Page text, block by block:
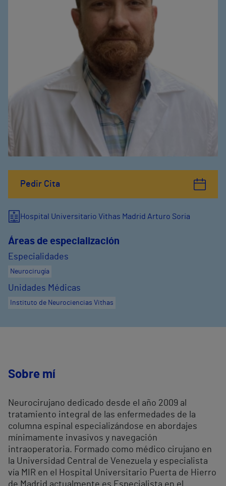
Pedir Cita
Hospital Universitario Vithas Madrid Arturo Soria
Áreas de especialización
Especialidades
Neurocirugía
Unidades Médicas
Instituto de Neurociencias Vithas
Sobre mí
Neurocirujano dedicado desde el año 2009 al
tratamiento integral de las enfermedades de la
columna espinal especializándose en abordajes
mínimamente invasivos y navegación
intraoperatoria. Formado como médico cirujano en
la Universidad Central de Venezuela y especialista
vía MIR en el Hospital Universitario Puerta de Hierro